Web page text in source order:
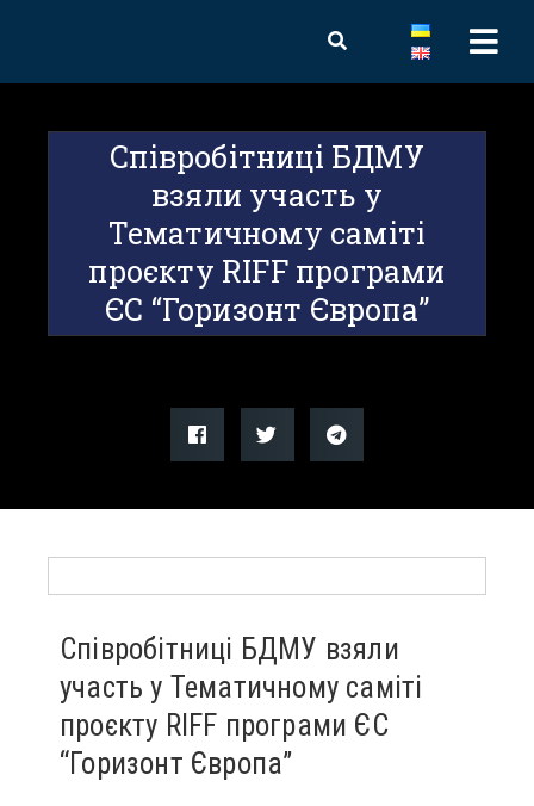
Співробітниці БДМУ
взяли участь у
Тематичному саміті
проєкту RIFF програми
ЄС “Горизонт Європа”
Співробітниці БДМУ взяли
участь у Тематичному саміті
проєкту RIFF програми ЄС
“Горизонт Європа”